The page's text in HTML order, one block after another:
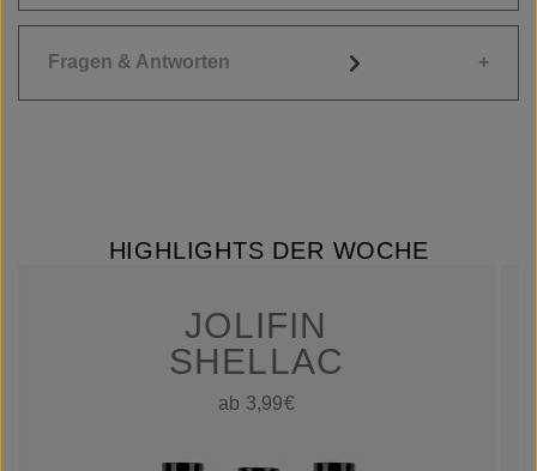
Fragen & Antworten
HIGHLIGHTS DER WOCHE
JOLIFIN
SHELLAC
ab 3,99€